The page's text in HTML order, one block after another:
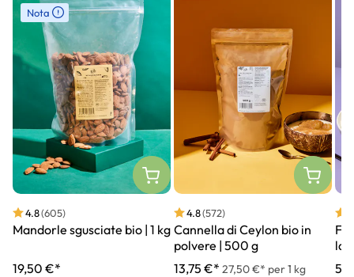
Nota
4.8(605)
Mandorle sgusciate bio | 1 kg
19,50 €*
4.8(572)
Cannella di Ceylon bio in
polvere | 500 g
13,75 €* 27,50 €* per 1 kg